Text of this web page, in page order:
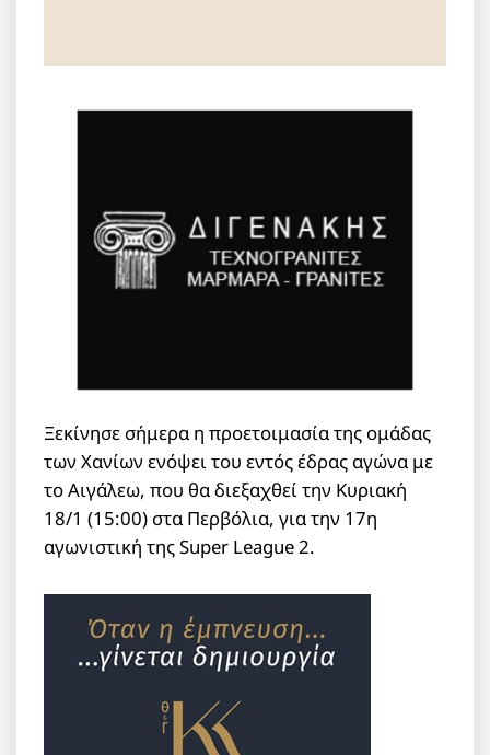
Ξεκίνησε σήμερα η προετοιμασία της ομάδας
των Χανίων ενόψει του εντός έδρας αγώνα με
το Αιγάλεω, που θα διεξαχθεί την Κυριακή
18/1 (15:00) στα Περβόλια, για την 17η
αγωνιστική της Super League 2.